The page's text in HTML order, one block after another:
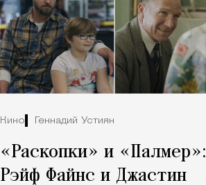
Кино Геннадий Устиян
«Раскопки» и «Палмер»:
Рэйф Файнс и Джастин